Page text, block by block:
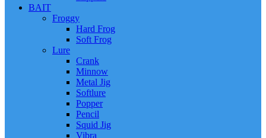
BAIT
Froggy
Hard Frog
Soft Frog
Lure
Crank
Minnow
Metal Jig
Softlure
Popper
Pencil
Squid Jig
Vibra